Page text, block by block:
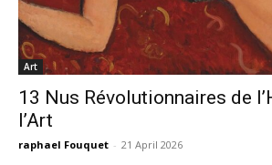
Art
13 Nus Révolutionnaires de
l’Art
raphael Fouquet - 21 April 2026